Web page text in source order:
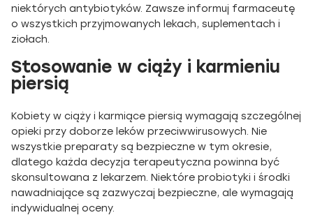
niektórych antybiotyków. Zawsze informuj farmaceutę
o wszystkich przyjmowanych lekach, suplementach i
ziołach.
Stosowanie w ciąży i karmieniu
piersią
Kobiety w ciąży i karmiące piersią wymagają szczególnej
opieki przy doborze leków przeciwwirusowych. Nie
wszystkie preparaty są bezpieczne w tym okresie,
dlatego każda decyzja terapeutyczna powinna być
skonsultowana z lekarzem. Niektóre probiotyki i środki
nawadniające są zazwyczaj bezpieczne, ale wymagają
indywidualnej oceny.